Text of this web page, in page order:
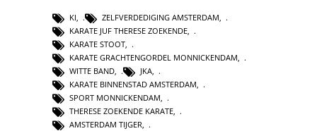
KI ZELFVERDEDIGING AMSTERDAM
KARATE JUF THERESE ZOEKENDE
KARATE STOOT,
KARATE GRACHTENGORDEL MONNICKENDAM,
WITTE BAND, JKA,
KARATE BINNENSTAD AMSTERDAM,
SPORT MONNICKENDAM,
THERESE ZOEKENDE KARATE,
AMSTERDAM TIJGER,